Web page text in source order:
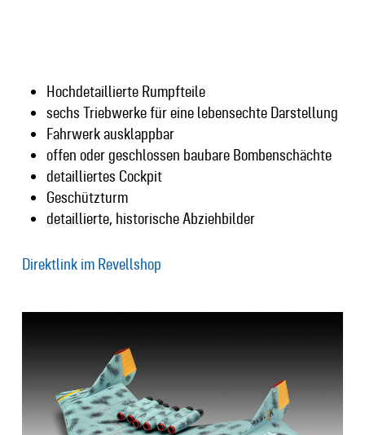
Hochdetaillierte Rumpfteile
sechs Triebwerke für eine lebensechte Darstellung
Fahrwerk ausklappbar
offen oder geschlossen baubare Bombenschächte
detailliertes Cockpit
Geschützturm
detaillierte, historische Abziehbilder
Direktlink im Revellshop